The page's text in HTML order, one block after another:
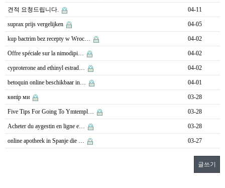
견적 요청드립니다. 04-11
suprax prijs vergelijken 04-05
kup bactrim bez recepty w Wroc… 04-02
Offre spéciale sur la nimodipi… 04-02
cyproterone and ethinyl estrad… 04-02
betoquin online beschikbaar in… 04-01
көпір ми 03-28
Five Tips For Going To Ymtempl… 03-28
Acheter du aygestin en ligne e… 03-28
online apotheek in Spanje die … 03-27
글쓰기